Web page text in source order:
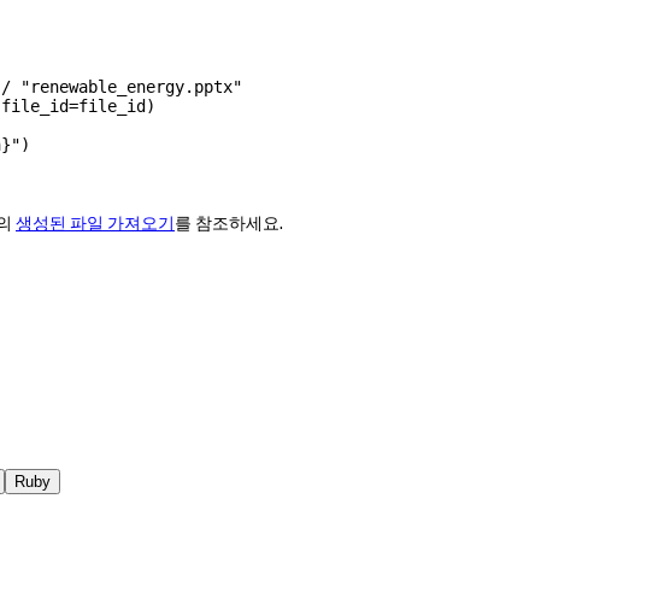
/ "renewable_energy.pptx"
file_id=file_id)
}")
생성된 파일 가져오기를 참조하세요.
Ruby